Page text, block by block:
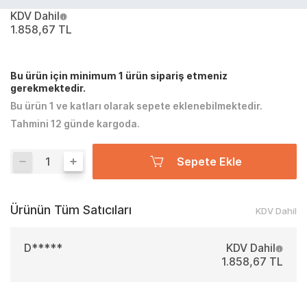
KDV Dahil
1.858,67 TL
Bu ürün için minimum 1 ürün sipariş etmeniz
gerekmektedir.
Bu ürün 1 ve katları olarak sepete eklenebilmektedir.
Tahmini 12 günde kargoda.
Sepete Ekle
Ürünün Tüm Satıcıları KDV Dahil
D*****
KDV Dahil
1.858,67 TL